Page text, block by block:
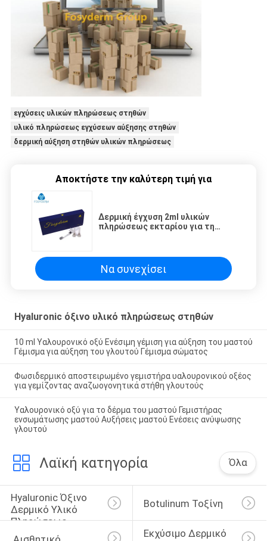
εγχύσεις υλικών πληρώσεως στηθών
υλικό πληρώσεως εγχύσεων αύξησης στηθών
δερμική αύξηση στηθών υλικών πληρώσεως
Αποκτήστε την καλύτερη τιμή για
Δερμική έγχυση 2ml υλικών
πληρώσεως εκταρίου για τη
ρυτίδων
Να συνεχίσει
Hyaluronic όξινο υλικό πληρώσεως στηθών
10 ml Υαλουρονικό οξύ Ενέσιμη γέμιση για αύξηση του μαστού
Γέμισμα για αύξηση του γλουτού Γέμισμα σώματος
Φωσιδερμικό αποστειρωμένο γεμιστήρα υαλουρονικού οξέος
για γεμίζοντας αναζωογονητικά στήθη γλουτούς
Υαλουρονικό οξύ για το δέρμα του μαστού Γεμιστήρας
ενσωμάτωσης μαστού Αυξήσεις μαστού Ενέσεις ανύψωσης
γλουτού
Λαϊκή κατηγορία Όλα
Hyaluronic Όξινο
Δερμικό Υλικό
Πληρώσεως
Botulinum Τοξίνη
Εκχύσιμο Δερμικό